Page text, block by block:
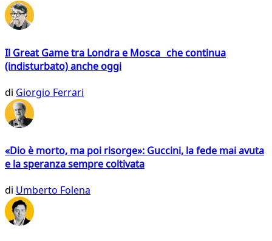
Il Great Game tra Londra e Mosca che continua
(indisturbato) anche oggi
di Giorgio Ferrari
«Dio è morto, ma poi risorge»: Guccini, la fede mai avuta
e la speranza sempre coltivata
di Umberto Folena